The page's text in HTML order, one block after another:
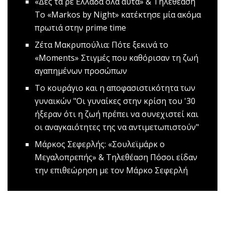
Το «Markos by Night» κατέκτησε μία ακόμα
πρωτιά στην prime time
Ζέτα Μακρυπούλια: Πότε ξεκινά το
«Μοments» Στιγμές που καθόρισαν τη ζωή
αγαπημένων προσώπων
Το κουράγιο και η αποφασιστικότητα των
γυναικών "Οι γυναίκες στην κρίση του '30
ήξεραν ότι η ζωή πρέπει να συνεχιστεί και
οι αναγκαιότητες της να αντιμετωπιστούν"
Mάρκος Σεφερλής: «Σουλεϊμάρκ ο
Μεγαλοπρεπής» & Τηλεθέαση Πόσοι είδαν
την επιθεώρηση με τον Μάρκο Σεφερλή